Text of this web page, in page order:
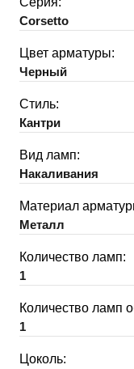
Corsetto
Цвет арматуры:
Черный
Стиль:
Кантри
Вид ламп:
Накаливания
Материал
Металл
Количество ламп:
1
Количество ламп
1
Цоколь: